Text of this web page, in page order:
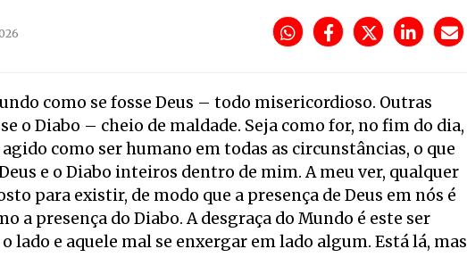
como se fosse Deus – todo misericordioso. Outras
o Diabo – cheio de maldade. Seja como for, no fim do dia,
como ser humano em todas as circunstâncias, o que
e o Diabo inteiros dentro de mim. A meu ver, qualquer
para existir, de modo que a presença de Deus em nós é
a presença do Diabo. A desgraça do Mundo é este ser
lado e aquele mal se enxergar em lado algum. Está lá, mas